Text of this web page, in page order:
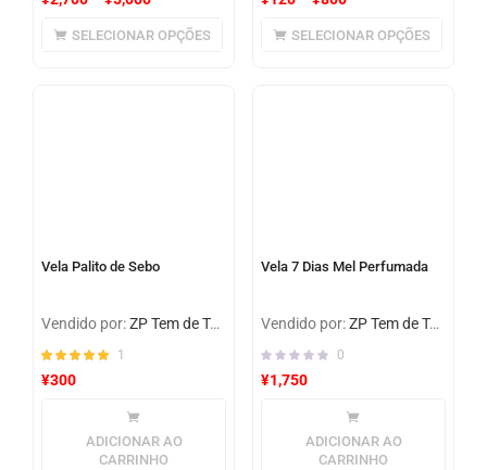
SELECIONAR OPÇÕES SELECIONAR OPÇÕES
Vela Palito de Sebo
Vendido por:ZP Tem de Tudo
Avaliação
1
¥300
ADICIONAR AO
CARRINHO
Vela 7 Dias Mel Perfumada
Vendido por:ZP Tem de Tudo
0
¥1,750
ADICIONAR AO
CARRINHO